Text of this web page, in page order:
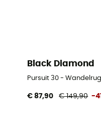
Black Diamond
Pursuit 30 -
€ 87,90 € 149,90 -